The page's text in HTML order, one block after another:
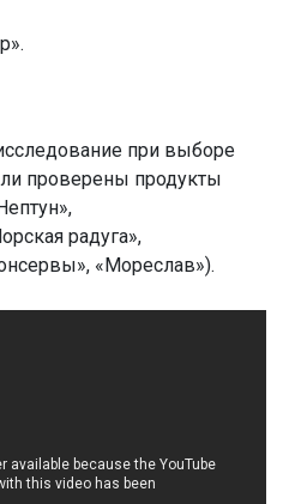
при выборе
проверены продукты
радуга»,
«Мореслав»).